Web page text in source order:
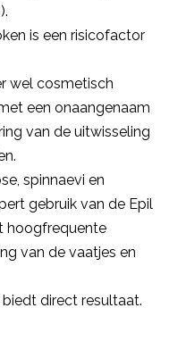
is een risicofactor
wel cosmetisch
een onaangenaam
van de uitwisseling
spinnaevi en
gebruik van de Epil
hoogfrequente
van de vaatjes en
direct resultaat.